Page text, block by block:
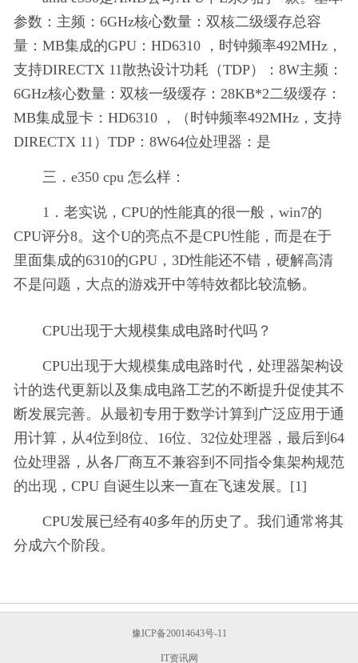
参数：主频：6GHz核心数量：双核二级缓存总容
量：MB集成的GPU：HD6310 ，时钟频率492MHz，
支持DIRECTX 11散热设计功耗（TDP）：8W主频：
6GHz核心数量：双核一级缓存：28KB*2二级缓存：
MB集成显卡：HD6310 ，（时钟频率492MHz，支持
DIRECTX 11）TDP：8W64位处理器：是
三．e350 cpu 怎么样：
1．老实说，CPU的性能真的很一般，win7的
CPU评分8。这个U的亮点不是CPU性能，而是在于
里面集成的6310的GPU，3D性能还不错，硬解高清
不是问题，大点的游戏开中等特效都比较流畅。
CPU出现于大规模集成电路时代吗？
CPU出现于大规模集成电路时代，处理器架构设
计的迭代更新以及集成电路工艺的不断提升促使其不
断发展完善。从最初专用于数学计算到广泛应用于通
用计算，从4位到8位、16位、32位处理器，最后到64
位处理器，从各厂商互不兼容到不同指令集架构规范
的出现，CPU 自诞生以来一直在飞速发展。[1]
CPU发展已经有40多年的历史了。我们通常将其
分成六个阶段。
豫ICP备20014643号-11
IT资讯网